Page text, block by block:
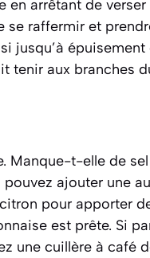
en arrêtant de verser
se raffermir et
jusqu’à épuisement
tenir aux branches
t-elle de sel
ajouter une
pour apporter
est prête. Si
une cuillère à café